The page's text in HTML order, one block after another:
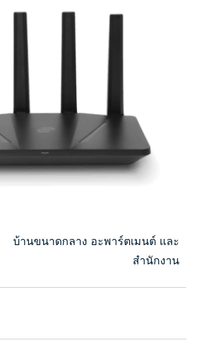
บ้านขนาดกลาง อะพาร์ตเมนต์ และ
สำนักงาน